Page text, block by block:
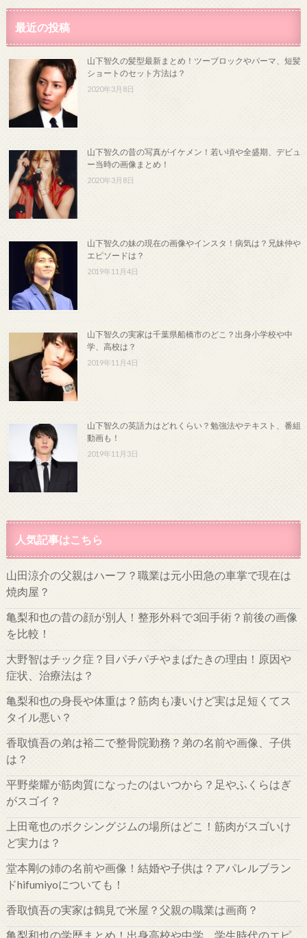
最近の投稿
山下智久の髪型最新まとめ！ツーブロックやパーマ、短髪
ショートのセット方法は？
2020年3月8日
山下智久の昔の写真がイケメン！若い頃や全盛期、デビュ
ー当時の画像まとめ！
2020年3月8日
山下智久の妹の現在の画像やインスタ！病気は？兄妹仲や
エピソードは？
2019年11月4日
山下智久の実家は千葉県船橋市のどこ？出身小学校や中
学、高校は？
2019年11月4日
山下智久の英語力はどれくらい？勉強法やテキスト、番組
動画も！
2019年11月3日
人気記事はこちら
山田涼介の父親はハーフ？職業は元小田急の車掌で現在は
焼肉屋？
亀梨和也の昔の顔が別人！整形外科で3回手術？前後の画像
を比較！
大野智はチック症？目パチパチやまばたきの理由！原因や
症状、治療法は？
亀梨和也の身長や体重は？筋肉も凄いけど実は足短くてス
タイル悪い？
香取慎吾の弟は裕二で整骨院勤務？弟の名前や画像、子供
は？
平野柴耀が筋肉質になったのはいつから？足やふくらはぎ
がスゴイ？
上田竜也のボクシングジムの場所はどこ！筋肉がスゴいけ
ど実力は？
堂本剛の姉の名前や画像！結婚や子供は？アパレルブラン
ドhifumiyoについても！
香取慎吾の実家は鶴見で米屋？父親の職業は画商？
亀梨和也の学歴まとめ！出身高校や中学、学生時代のエピ